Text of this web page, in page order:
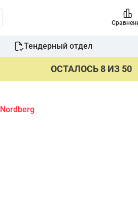
Тендерный отдел
ОСТАЛОСЬ 8 ИЗ 50
Nordberg